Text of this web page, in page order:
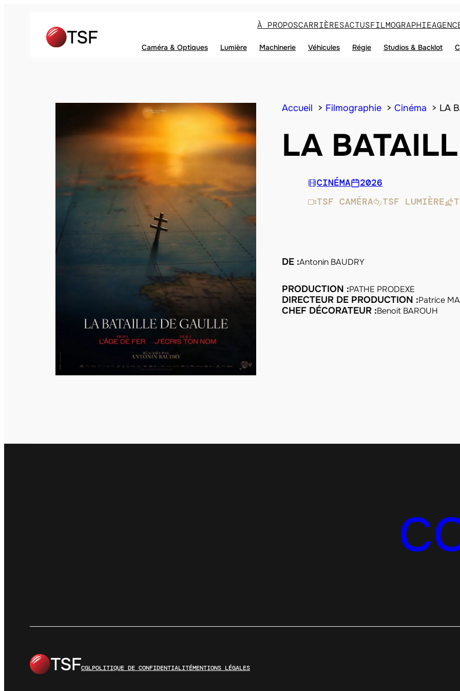
À PROPOSCARRIÈRESACTUSFILMOGRAPHIE
Caméra & Optiques Lumière Machinerie Véhicules Régie Studios & Backlot
Accueil Filmographie Cinéma LA
LA
CINÉMA
2026
TSF CAMÉRA
TSF LUMIÈRE
DE :Antonin BAUDRY
PRODUCTION :PATHE PRODEXE
DIRECTEUR DE PRODUCTION :Patrice
CHEF DÉCORATEUR :Benoit BAROUH
CGLPOLITIQUE DE CONFIDENTIALITÉMENTIONS LÉGALES